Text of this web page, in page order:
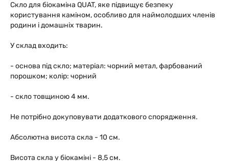
Скло для біокаміна QUAT, яке підвищує безпеку
користування каміном, особливо для наймолодших членів
родини і домашніх тварин.
У склад входить:
- основа під скло; матеріал: чорний метал, фарбований
порошком; колір: чорний
- скло товщиною 4 мм.
Не потрібно докуповувати додаткового спорядження.
Абсолютна висота скла - 10 см.
Висота скла у біокаміні - 8,5 см.